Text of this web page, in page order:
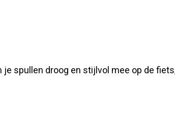
spullen droog en stijlvol mee op de